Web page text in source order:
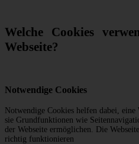
Welche Cookies
Webseite?
Notwendige Cookies
Notwendige Cookies helfen dabei, eine
sie Grundfunktionen wie
der Webseite ermöglichen. Die
richtig funktionieren